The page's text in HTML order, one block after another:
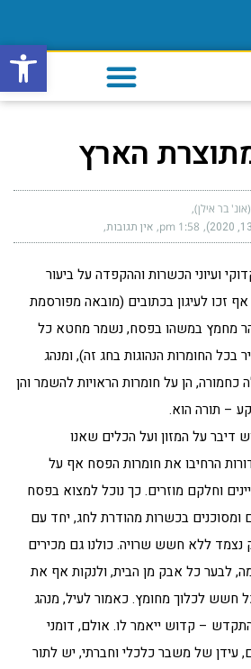
פתח
הארץ
בר אילן)
1:58 pm אין תגובות
ועיוני הכשרות וההקפדה על ביעור
זכו לעיגון בכתובים (מובאה מפורסמת
מחמץ במשהו בפסח, נשמר מחטא כל
בכל החומרות הנהוגות בחג זה), ומנהג
הן על חומרות הראויות להשמר והן
– תורה הוא.
דיבר על המזון ועל הכלים שאנו
הרחיבו את חומרות הפסח אף על
וחלקם מוזרים. כך נוכל למצוא בפסח
ומסוכנים בכשרות מהודרת לחג, יחד עם
נצמד ללא חשש שרויה. כולנו גם מכירים
לבער כל אבק מן הבית, ולנקות אף את
חשש לכלוך מחומץ. כאמור לעיל, מנהג
– קדוש ייאמר לו. אולם, דומני
עידן של משבר כלכלי וחברתי, יש לתור